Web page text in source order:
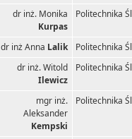
dr inż. Monika
Kurpas
Politechnika
dr inż Anna Lalik
Politechnika
dr inż. Witold
Ilewicz
Politechnika
mgr inż.
Aleksander
Kempski
Politechnika